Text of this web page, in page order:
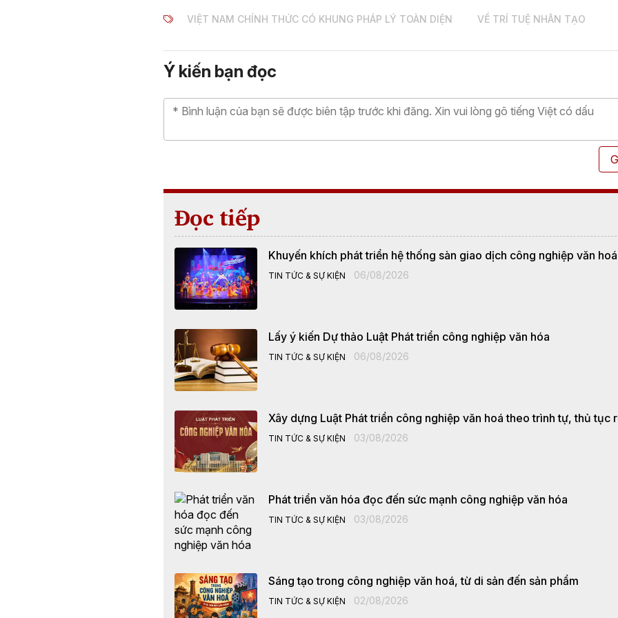
VIỆT NAM CHÍNH THỨC CÓ KHUNG PHÁP LÝ TOÀN DIỆN VỀ TRÍ TUỆ NHÂN TẠO
Ý kiến bạn đọc
Đọc tiếp
Khuyến khích phát triển hệ thống sàn giao dịch công nghiệp văn hoá
TIN TỨC & SỰ KIỆN 06/08/2026
Lấy ý kiến Dự thảo Luật Phát triển công nghiệp văn hóa
TIN TỨC & SỰ KIỆN 06/08/2026
Xây dựng Luật Phát triển công nghiệp văn hoá theo trình tự, thủ tục
TIN TỨC & SỰ KIỆN 03/08/2026
Phát triển văn hóa đọc đến sức mạnh công nghiệp văn hóa
TIN TỨC & SỰ KIỆN 03/08/2026
Sáng tạo trong công nghiệp văn hoá, từ di sản đến sản phẩm
TIN TỨC & SỰ KIỆN 02/08/2026